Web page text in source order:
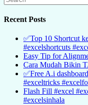
Recent Posts
✅Top 10 Shortcut
#excelshortcuts
Easy Tip for
Cara Mudah Bikin
✅Free A.i
#exceltricks
Flash Fill #excel
#excelsinhala